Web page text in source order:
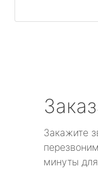
Закажите
минуты